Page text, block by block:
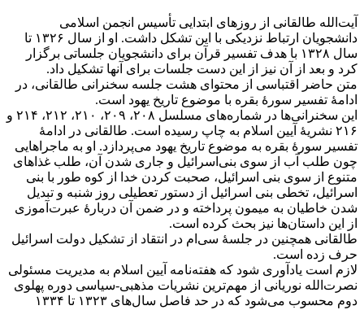
آیت‌الله طالقانی از روزهای ابتدایی تأسیس انجمن اسلامی
دانشجویان ارتباط نزدیکی با این تشکل داشت. او از سال ۱۳۲۶ تا
سال ۱۳۲۸ با هدف تفسیر قرآن برای دانشجویان جلساتی برگزار
کرد و بعد از آن نیز از این دست جلسات برای آنها تشکیل داد.
متن حاضر اقتباسی از محتوای هشت جلسه سخنرانی طالقانی، در
ادامۀ تفسیر سورۀ بقره با موضوع تاریخ یهود است.
این سخنرانی‌ها در شماره‌های مسلسل ۲۰۸، ۲۰۹، ۲۱۰، ۲۱۲، ۲۱۴ و
۲۱۶ نشریۀ آیین اسلام به چاپ رسیده است. طالقانی در ادامۀ
تفسیر سورۀ بقره به موضوع تاریخ یهود می‌پردازد. او به ماجراهایی
چون طلب آب از سوی بنی‌اسرائیل و جاری شدن آن، طلب غذاهای
متنوع از سوی بنی اسرائیل، صحبت کردن خدا از کوه طور با بنی
اسرائیل، تخطی بنی اسرائیل از دستور تعطیلی روز شنبه و تبدیل
شدن خاطیان به میمون پرداخته و در ضمن آن دربارۀ عبرت‌آموزی
از این داستان‌ها نیز بحث کرده است.
طالقانی همچنین در جلسۀ سی‌ام در انتقاد از تشکیل دولت اسرائیل
حرف زده است.
لازم است یادآوری شود که هفته‌نامه آیین اسلام به مدیریت مسئولی
نصرت‌الله نوریانی از مهم‌ترین نشریات مذهبی-سیاسی دوره پهلوی
دوم محسوب می‌شود که در حد فاصل سال‌های ۱۳۲۳ تا ۱۳۳۴